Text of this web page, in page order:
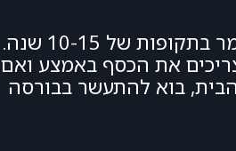
עכשיו בואו נדבר על ההבטחות. תראו, ההיסטוריה מלמדת ששוק ההון עולה לאורך זמן, כלומר בתקופות של 10-15 שנה.
את הכסף באמצע ואם
בוא להתעשר בבורסה